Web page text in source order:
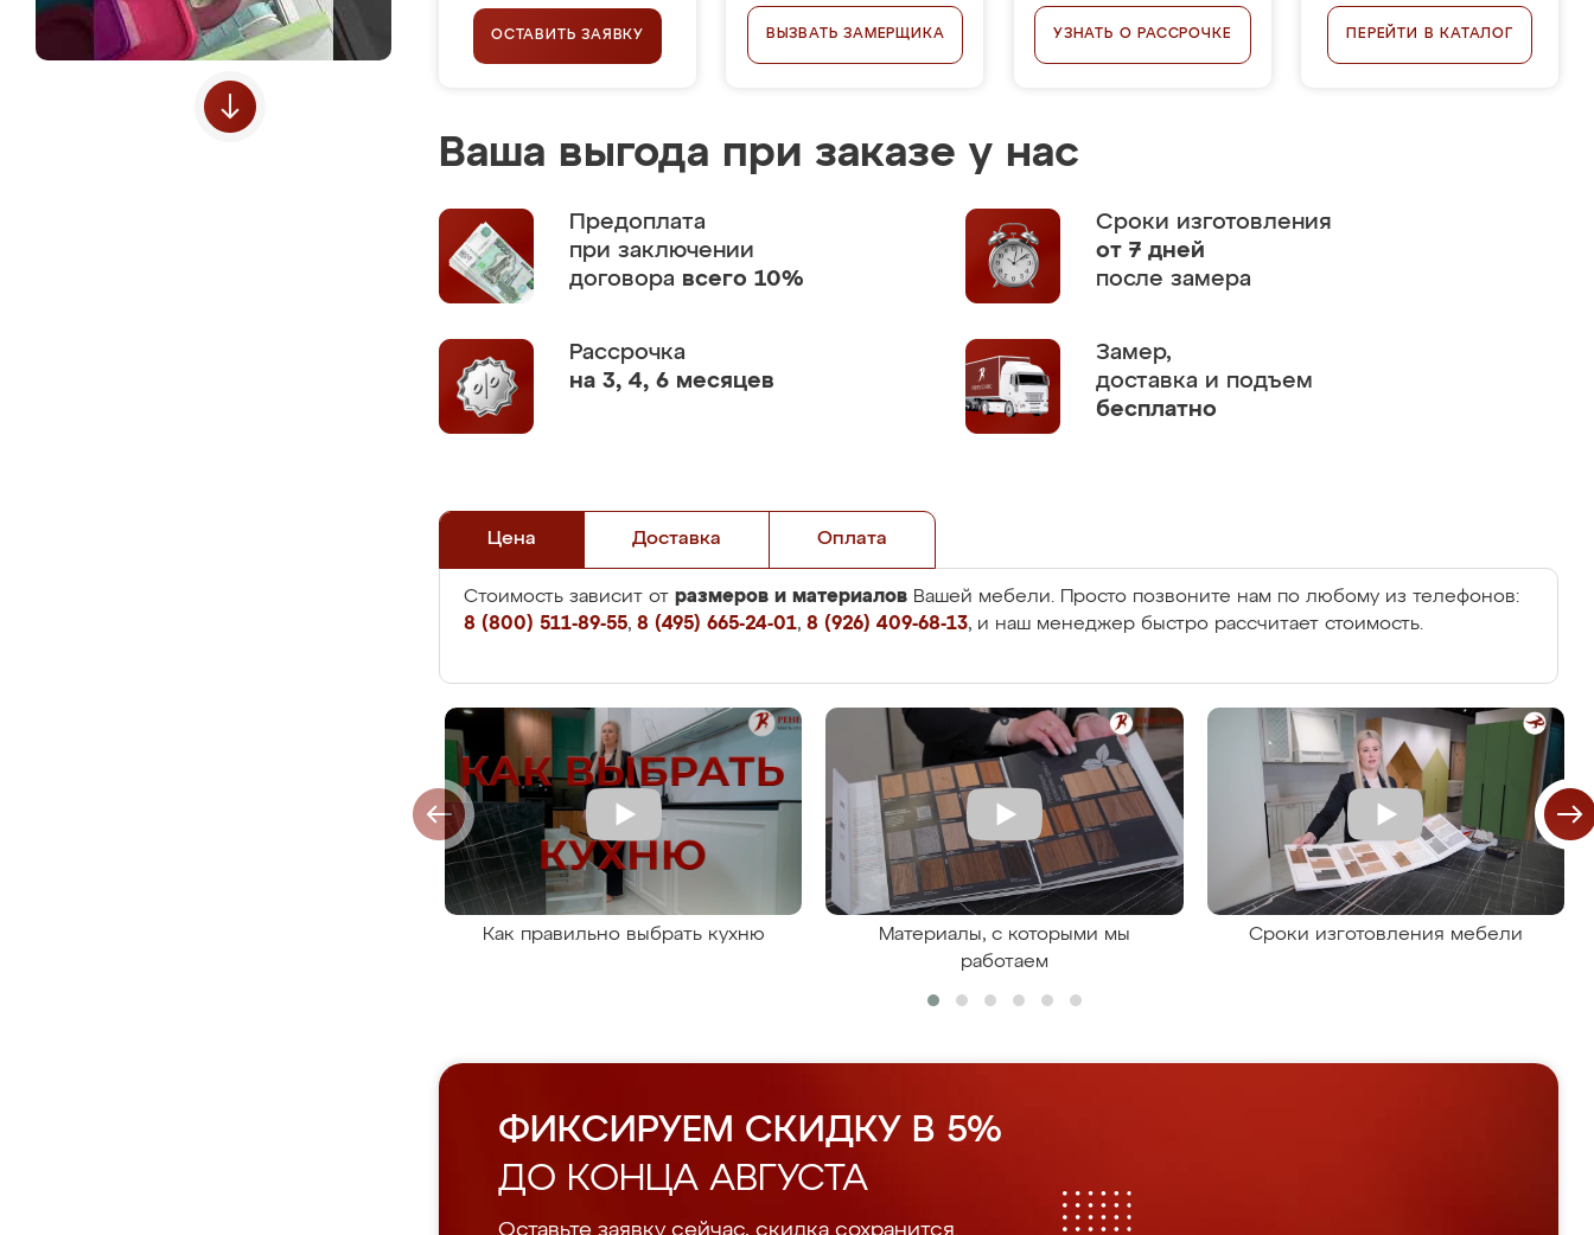
ОСТАВИТЬ ЗАЯВКУ ВЫЗВАТЬ ЗАМЕРЩИКА УЗНАТЬ О РАССРОЧКЕ ПЕРЕЙТИ В КАТАЛОГ
Ваша выгода при заказе у нас
Предоплата
при заключении
договора всего 10%
Сроки изготовления
от 7 дней
после замера
Рассрочка
на 3, 4, 6 месяцев
Замер,
доставка и подъем
бесплатно
Цена Доставка Оплата
Стоимость зависит от размеров и материалов Вашей мебели. Просто позвоните нам по любому из телефонов:
8 (800) 511-89-55, 8 (495) 665-24-01, 8 (926) 409-68-13, и наш менеджер быстро рассчитает стоимость.
Как правильно выбрать кухню
Материалы, с которыми мы
работаем
Сроки изготовления мебели
ФИКСИРУЕМ СКИДКУ В 5%
ДО КОНЦА АВГУСТА
Оставьте заявку сейчас, скидка сохранится.